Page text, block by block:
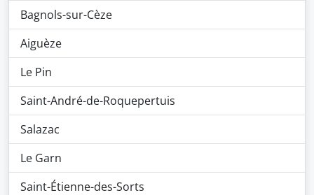
Bagnols-sur-Cèze
Aiguèze
Le Pin
Saint-André-de-Roquepertuis
Salazac
Le Garn
Saint-Étienne-des-Sorts